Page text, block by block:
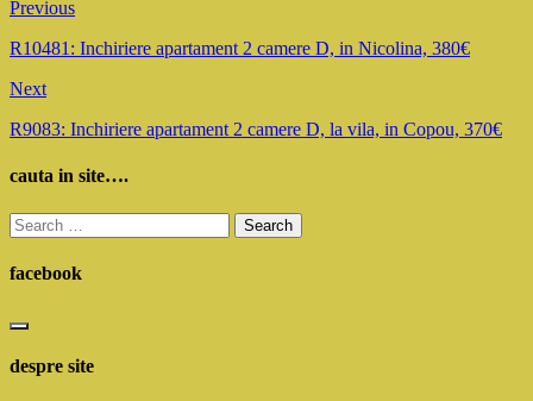
Previous
R10481: Inchiriere apartament 2 camere D, in Nicolina, 380€
Next
R9083: Inchiriere apartament 2 camere D, la vila, in Copou, 370€
cauta in site….
Search
for:
facebook
despre site